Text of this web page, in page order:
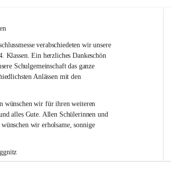
verabschiedeten wir unsere
Klassen. Ein herzliches Dankeschön
Schulgemeinschaft das ganze
Anlässen mit den
wünschen wir für ihren weiteren
alles Gute. Allen Schülerinnen und
wir erholsame, sonnige